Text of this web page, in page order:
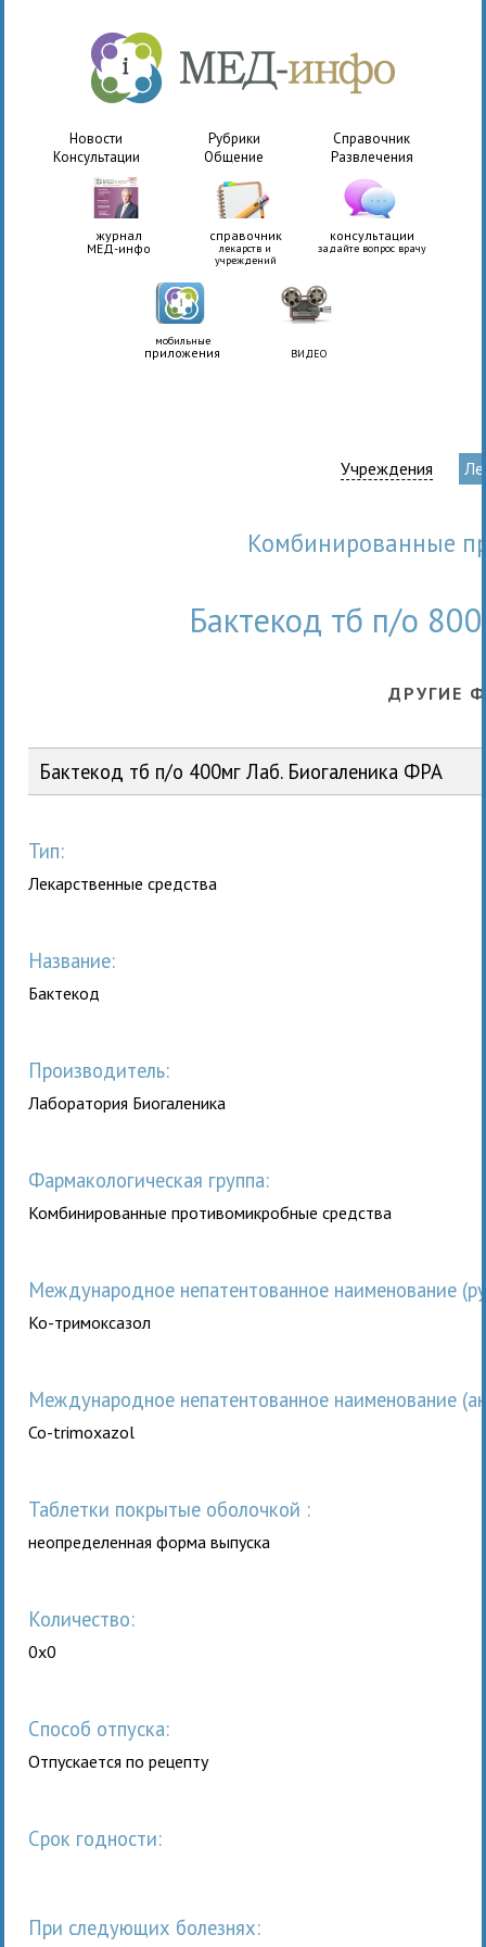
Новости Рубрики
Справочник
Консультации
Общение Развлечения
журнал
МЕД-инфо
справочник
лекарств и
учреждений
консультации
задайте вопрос врачу
мобильные
приложения ВИДЕО
Учреждения
Комбинированные
Бактекод тб п/о
ДРУГИЕ
Бактекод тб п/о 400мг Лаб. Биогаленика ФРА
Тип:
Лекарственные средства
Название:
Бактекод
Производитель:
Лаборатория Биогаленика
Фармакологическая группа:
Комбинированные противомикробные средства
Международное непатентованное наименование
Ко-тримоксазол
Международное непатентованное наименование
Co-trimoxazol
таблетки покрытые оболочкой :
неопределенная форма выпуска
Количество:
0x0
Способ отпуска:
Отпускается по рецепту
Срок годности:
При следующих болезнях: